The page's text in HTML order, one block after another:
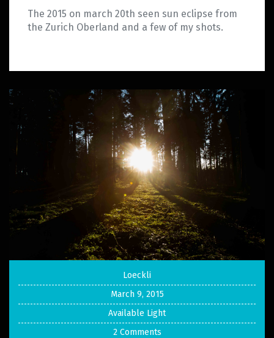
The 2015 on march 20th seen sun eclipse from
the Zurich Oberland and a few of my shots.
Loeckli
March 9, 2015
Available Light
2 Comments